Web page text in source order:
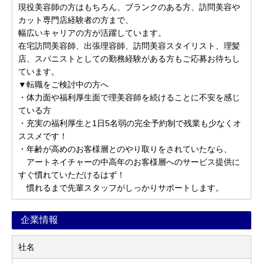
現役美容師の方はもちろん、ブランクのある方、訪問美容や
カット専門店経験者の方まで、
幅広いキャリアの方が活躍しています。
在宅訪問美容師、出張理容師、訪問美容スタイリスト、理髪
店、スパニストとしての勤務経験がある方もご応募お待ちし
ています。
▼転職をご検討中の方へ
・体力面や福利厚生面で理美容師を続けることに不安を感じ
ている方
・充実の福利厚生と1日5名弱の完全予約制で残業も少なくオ
ススメです！
・年齢が高めのお客様層とのやり取りをされていたなら、
アートネイチャーの中高年のお客様層へのサービス提供に
すぐ慣れていただけるはず！
慣れるまで先輩スタッフがしっかりサポートします。
企業情報
社名